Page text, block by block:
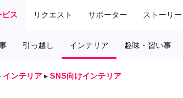
ビス リクエスト サポーター ストーリー
引っ越し インテリア 趣味・習い事
インテリア ▸ SNS向けインテリア